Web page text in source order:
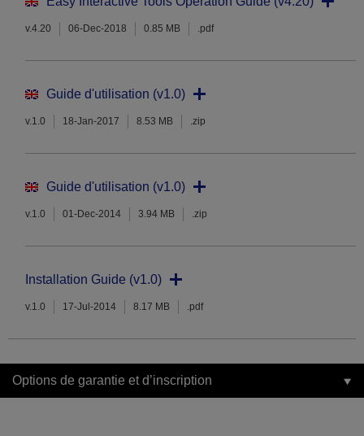
v.4.20 06-Dec-2018 0.85 MB .pdf
Guide d'utilisation (v1.0)
v.1.0 18-Jan-2017 8.53 MB .zip
Guide d'utilisation (v1.0)
v.1.0 01-Dec-2014 3.94 MB .zip
Installation Guide (v1.0)
v.1.0 17-Jul-2014 8.17 MB .pdf
Options de garantie et d’inscription